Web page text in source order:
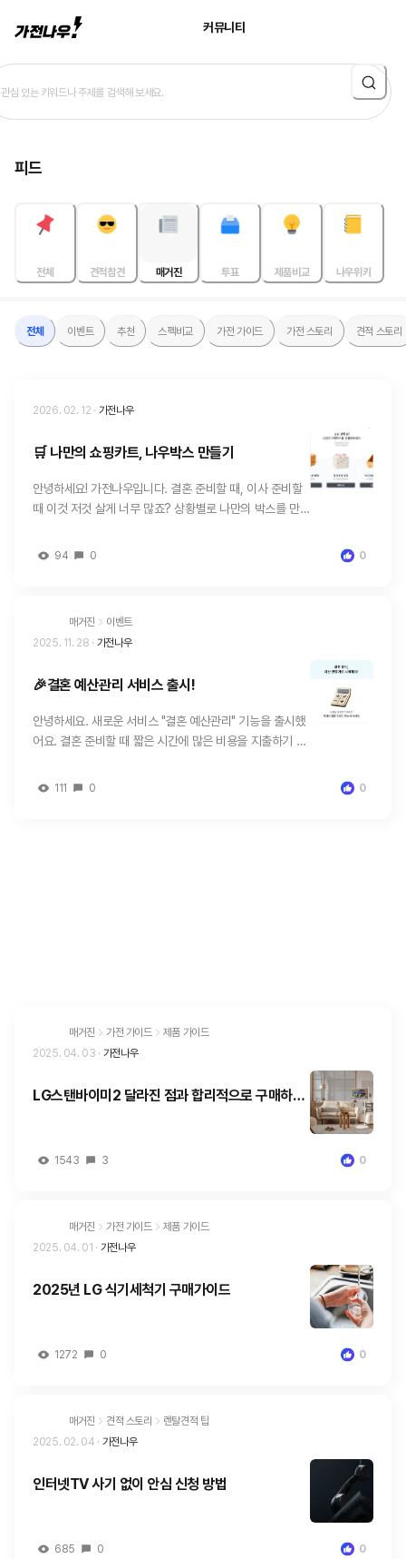
커뮤니티
피드
전체 견적참견 매거진 투표 제품비교 나우위키
전체 이벤트 추천 스펙비교 가전 가이드 가전 스토리 견적 스토리
2026. 02. 12 · 가전나우
🛒 나만의 쇼핑카트, 나우박스 만들기
안녕하세요! 가전나우입니다. 결혼 준비할 때, 이사 준비할
때 이것 저것 살게 너무 많죠? 상황별로 나만의 박스를 만
편함을 줄이고, 한 눈에 쉽게 쇼핑 목록을 만들 수 있어요!
94 0 0
매거진
이벤트
2025. 11. 28 · 가전나우
🎉결혼 예산관리 서비스 출시!
안녕하세요. 새로운 서비스 "결혼 예산관리" 기능을 출시했
어요. 결혼 준비할 때 짧은 시간에 많은 비용을 지출하기 때
하죠. 또 결혼 준비할 때 너무 많은 항목을 결제하다보니 어111 0 0
매거진 가전 가이드
제품 가이드
2025. 04. 03 · 가전나우
LG스탠바이미2 달라진 점과 합리적으로 구매하는
1543 3 0
매거진 가전 가이드
제품 가이드
2025. 04. 01 · 가전나우
2025년 LG 식기세척기 구매가이드
1272 0 0
매거진 견적 스토리
렌탈견적 팁
2025. 02. 04 · 가전나우
인터넷TV 사기 없이 안심 신청 방법
685 0 0